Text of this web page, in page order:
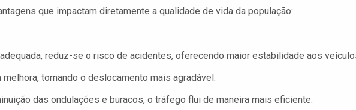
que impactam diretamente a qualidade de vida da população:
reduz-se o risco de acidentes, oferecendo maior estabilidade aos
tornando o deslocamento mais agradável.
das ondulações e buracos, o tráfego flui de maneira mais eficiente.